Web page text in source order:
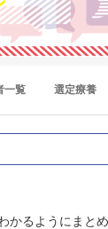
一覧 選定療養
るようにまとめ